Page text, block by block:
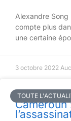
Alexandre Song
compte plus
une certaine
3 octobre 2022
TOUTE
Cameroun